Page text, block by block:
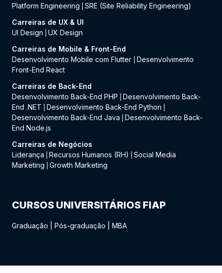
Platform Engineering
SRE (Site Reliability Engineering)
Carreiras de UX & UI
UI Design
UX Design
Carreiras de Mobile & Front-End
Desenvolvimento Mobile com Flutter
Desenvolvimento
Front-End React
Carreiras de Back-End
Desenvolvimento Back-End PHP
Desenvolvimento Back-
End .NET
Desenvolvimento Back-End Python
Desenvolvimento Back-End Java
Desenvolvimento Back-
End Node.js
Carreiras de Negócios
Liderança
Recursos Humanos (RH)
Social Media
Marketing
Growth Marketing
CURSOS UNIVERSITÁRIOS FIAP
Graduação Pós-graduação MBA